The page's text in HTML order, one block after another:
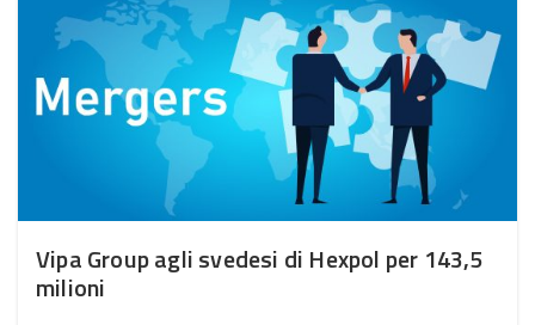
Vipa Group agli svedesi di Hexpol per 143,5
milioni